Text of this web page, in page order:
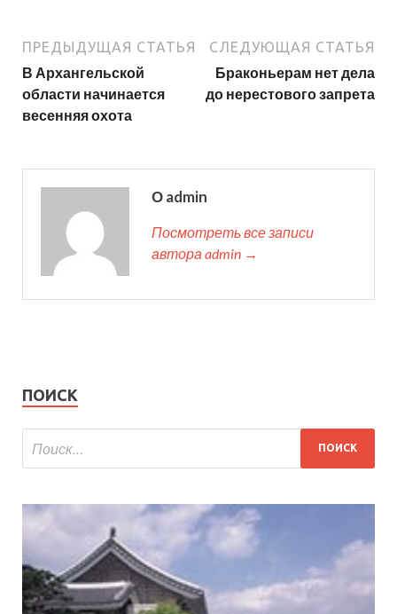
ПРЕДЫДУЩАЯ СТАТЬЯ
В Архангельской
области начинается
весенняя охота
СЛЕДУЮЩАЯ СТАТЬЯ
Браконьерам нет дела
до нерестового запрета
О admin
Посмотреть все записи
автора admin →
ПОИСК